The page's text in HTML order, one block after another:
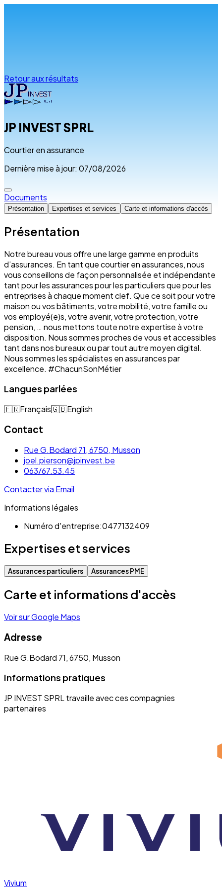
Retour aux résultats
JP INVEST SPRL
Courtier en assurance
Dernière mise à jour: 07/08/2026
Documents
Présentation Expertises et services Carte et informations d'accès
Présentation
Notre bureau vous offre une large gamme en produits
d’assurances. En tant que courtier en assurances, nous
vous conseillons de façon personnalisée et indépendante
tant pour les assurances pour les particuliers que pour les
entreprises à chaque moment clef. Que ce soit pour votre
maison ou vos bâtiments, votre mobilité, votre famille ou
vos employé(e)s, votre avenir, votre protection, votre
pension, … nous mettons toute notre expertise à votre
disposition. Nous sommes proches de vous et accessibles
tant dans nos bureaux ou par tout autre moyen digital.
Nous sommes les spécialistes en assurances par
excellence. #ChacunSonMétier
Langues parlées
🇫🇷Français🇬🇧English
Contact
Rue G.Bodard 71, 6750, Musson
joel.pierson@jpinvest.be
063/67.53.45
Contacter via Email
Informations légales
Numéro d'entreprise:0477132409
Expertises et services
Assurances particuliers Assurances PME
Carte et informations d'accès
Voir sur Google Maps
Adresse
Rue G.Bodard 71, 6750, Musson
Informations pratiques
JP INVEST SPRL travaille avec ces compagnies
partenaires
Vivium